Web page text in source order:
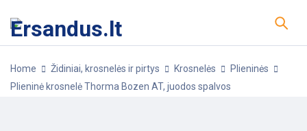
Home Židiniai, krosnelės ir pirtys Krosnelės
Plieninės
Plieninė krosnelė Thorma Bozen AT, juodos spalvos